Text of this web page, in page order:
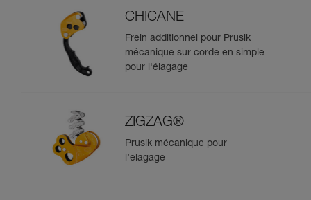
CHICANE
Frein additionnel pour Prusik
mécanique sur corde en simple
pour l'élagage
ZIGZAG®
Prusik mécanique pour
l’élagage